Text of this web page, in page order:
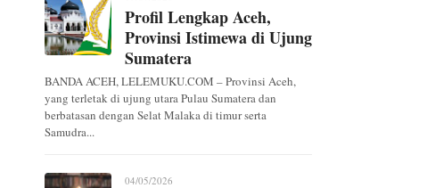
Profil Lengkap Aceh,
Provinsi Istimewa di Ujung
Sumatera
BANDA ACEH, LELEMUKU.COM – Provinsi Aceh,
yang terletak di ujung utara Pulau Sumatera dan
berbatasan dengan Selat Malaka di timur serta
Samudra...
04/05/2026